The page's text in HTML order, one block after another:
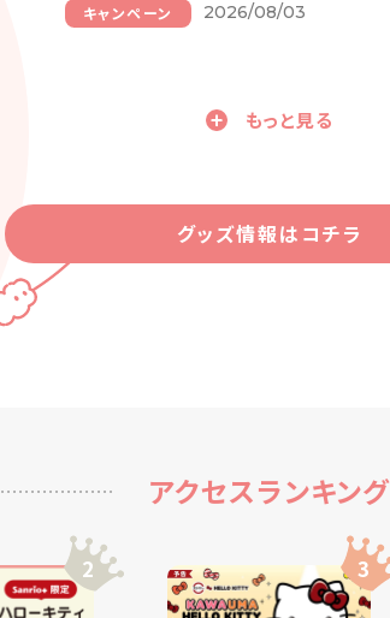
キャンペーン 2026/08/03
もっと見る
グッズ情報はコチラ
アクセスランキング
2 3